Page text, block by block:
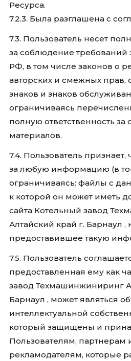
Ресурса.
7.2.3. Была разглашена с
7.3. Пользователь несет
за соблюдение требований
РФ, в том числе законов о
авторских и смежных прав,
знаков и знаков
ограничиваясь
полную ответственность
материалов.
7.4. Пользователь признает,
за любую информацию (в
ограничиваясь: файлы с
к которой он может иметь
сайта Котельный завод
Алтайский край г. Барнаул ,
предоставившее такую
7.5. Пользователь
предоставленная ему как
завод Техмашинжиниринг
Барнаул , может являться
интеллектуальной
который защищены и
Пользователям, партнерам
рекламодателям, которые